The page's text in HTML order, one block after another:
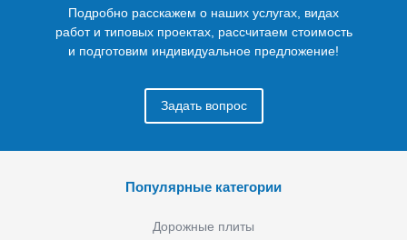
Подробно расскажем о наших услугах, видах
работ и типовых проектах, рассчитаем стоимость
и подготовим индивидуальное предложение!
Задать вопрос
Популярные категории
Дорожные плиты